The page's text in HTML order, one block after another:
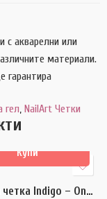
с акварелни или
материали.
гарантира
гел, NailArt Четки
Купи
Дървена четка Indigo – One Stroke II